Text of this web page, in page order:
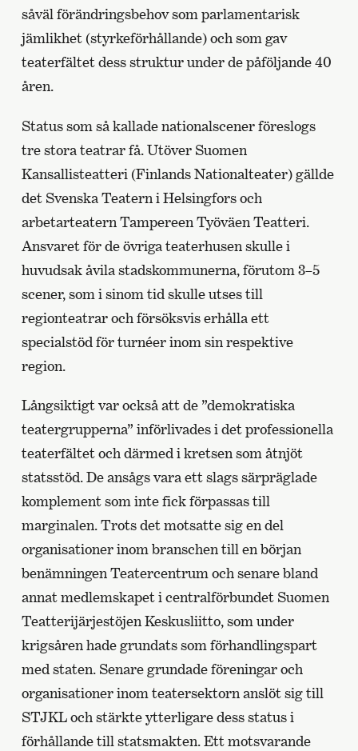
såväl förändringsbehov som parlamentarisk
jämlikhet (styrkeförhållande) och som gav
teaterfältet dess struktur under de påföljande 40
åren.
Status som så kallade nationalscener föreslogs
tre stora teatrar få. Utöver Suomen
Kansallisteatteri (Finlands Nationalteater) gällde
det Svenska Teatern i Helsingfors och
arbetarteatern Tampereen Työväen Teatteri.
Ansvaret för de övriga teaterhusen skulle i
huvudsak åvila stadskommunerna, förutom 3–5
scener, som i sinom tid skulle utses till
regionteatrar och försöksvis erhålla ett
specialstöd för turnéer inom sin respektive
region.
Långsiktigt var också att de ”demokratiska
teatergrupperna” införlivades i det professionella
teaterfältet och därmed i kretsen som åtnjöt
statsstöd. De ansågs vara ett slags särpräglade
komplement som inte fick förpassas till
marginalen. Trots det motsatte sig en del
organisationer inom branschen till en början
benämningen Teatercentrum och senare bland
annat medlemskapet i centralförbundet Suomen
Teatterijärjestöjen Keskusliitto, som under
krigsåren hade grundats som förhandlingspart
med staten. Senare grundade föreningar och
organisationer inom teatersektorn anslöt sig till
STJKL och stärkte ytterligare dess status i
förhållande till statsmakten. Ett motsvarande